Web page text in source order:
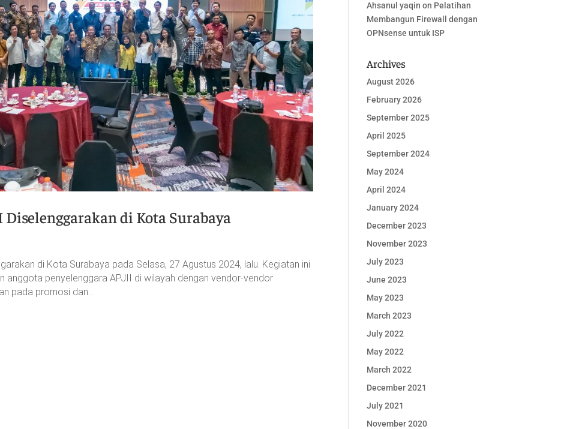
di Kota Surabaya
di Kota Surabaya pada Selasa, 27 Agustus 2024, lalu. Kegiatan ini
anggota penyelenggara APJII di wilayah dengan vendor-vendor
pada promosi dan...
Ahsanul yaqin on Pelatihan
Membangun Firewall dengan
OPNsense untuk ISP
Archives
August 2026
February 2026
September 2025
April 2025
September 2024
May 2024
April 2024
January 2024
December 2023
November 2023
July 2023
June 2023
May 2023
March 2023
July 2022
May 2022
March 2022
December 2021
July 2021
November 2020